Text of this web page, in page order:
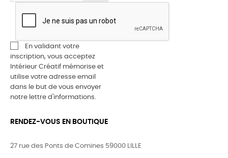
En validant votre
inscription, vous acceptez
Intérieur Créatif mémorise et
utilise votre adresse email
dans le but de vous envoyer
notre lettre d'informations.
RENDEZ-VOUS EN BOUTIQUE
27 rue des Ponts de Comines 59000 LILLE